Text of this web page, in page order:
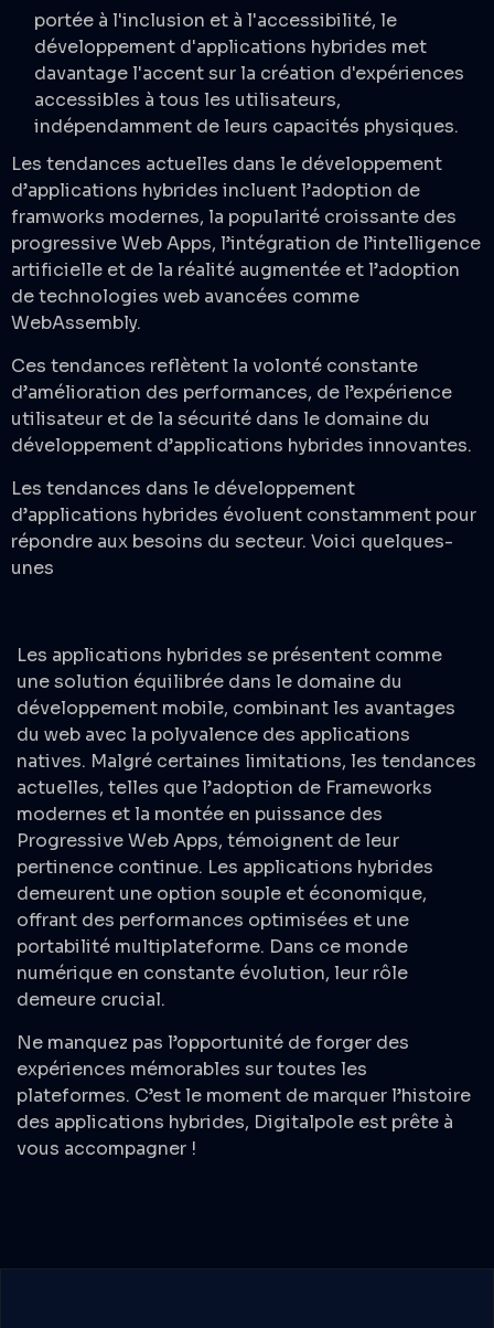
portée à l'inclusion et à l'accessibilité, le
développement d'applications hybrides met
davantage l'accent sur la création d'expériences
accessibles à tous les utilisateurs,
indépendamment de leurs capacités physiques.
Les tendances actuelles dans le développement
d’applications hybrides incluent l’adoption de
framworks modernes, la popularité croissante des
progressive Web Apps, l’intégration de l’intelligence
artificielle et de la réalité augmentée et l’adoption
de technologies web avancées comme
WebAssembly.
Ces tendances reflètent la volonté constante
d’amélioration des performances, de l’expérience
utilisateur et de la sécurité dans le domaine du
développement d’applications hybrides innovantes.
Les tendances dans le développement
d’applications hybrides évoluent constamment pour
répondre aux besoins du secteur. Voici quelques-
unes
Les applications hybrides se présentent comme
une solution équilibrée dans le domaine du
développement mobile, combinant les avantages
du web avec la polyvalence des applications
natives. Malgré certaines limitations, les tendances
actuelles, telles que l’adoption de Frameworks
modernes et la montée en puissance des
Progressive Web Apps, témoignent de leur
pertinence continue. Les applications hybrides
demeurent une option souple et économique,
offrant des performances optimisées et une
portabilité multiplateforme. Dans ce monde
numérique en constante évolution, leur rôle
demeure crucial.
Ne manquez pas l’opportunité de forger des
expériences mémorables sur toutes les
plateformes. C’est le moment de marquer l’histoire
des applications hybrides, Digitalpole est prête à
vous accompagner !